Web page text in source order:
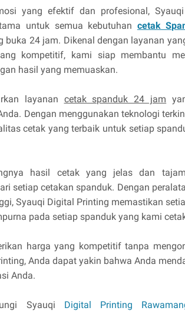
yang efektif dan profesional,
untuk semua kebutuhan cetak
buka 24 jam. Dikenal dengan layanan
kompetitif, kami siap membantu
hasil yang memuaskan.
layanan cetak spanduk 24 jam
Dengan menggunakan teknologi
cetak yang terbaik untuk setiap
hasil cetak yang jelas dan
setiap cetakan spanduk. Dengan
Syauqi Digital Printing memastikan
pada setiap spanduk yang kami
harga yang kompetitif tanpa
Anda dapat yakin bahwa Anda
Anda.
Syauqi Digital Printing